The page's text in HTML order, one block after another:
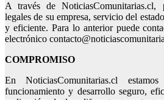
A través de
legales de su empresa, servicio del
y eficiente. Para lo anterior puede
electrónico
COMPROMISO
En NoticiasComunitarias.cl
funcionamiento y desarrollo seguro,